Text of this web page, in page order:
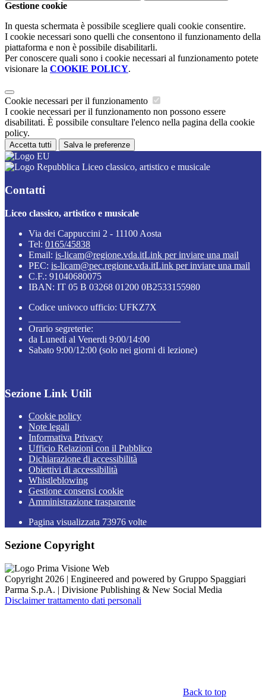
Gestione cookie
In questa schermata è possibile scegliere quali cookie consentire.
I cookie necessari sono quelli che consentono il funzionamento della
piattaforma e non è possibile disabilitarli.
Per conoscere quali sono i cookie necessari al funzionamento potete
visionare la COOKIE POLICY.
Cookie necessari per il funzionamento
I cookie necessari per il funzionamento non possono essere
disabilitati. È possibile consultare l'elenco nella pagina della cookie
policy.
Accetta tutti Salva le preferenze
Liceo classico, artistico e musicale
Contatti
Liceo classico, artistico e musicale
Via dei Cappuccini 2 - 11100 Aosta
Tel: 0165/45838
Email: is-licam@regione.vda.itLink per inviare una mail
PEC: is-licam@pec.regione.vda.itLink per inviare una mail
C.F.: 91040680075
IBAN: IT 05 B 03268 01200 0B2533155980
Codice univoco ufficio: UFKZ7X
Orario segreterie:
da Lunedi al Venerdi 9:00/14:00
Sabato 9:00/12:00 (solo nei giorni di lezione)
Sezione Link Utili
Cookie policy
Note legali
Informativa Privacy
Ufficio Relazioni con il Pubblico
Dichiarazione di accessibilità
Obiettivi di accessibilità
Whistleblowing
Gestione consensi cookie
Amministrazione trasparente
Pagina visualizzata 73976 volte
Sezione Copyright
Copyright 2026 | Engineered and powered by Gruppo Spaggiari
Parma S.p.A. | Divisione Publishing & New Social Media
Disclaimer trattamento dati personali
Back to top